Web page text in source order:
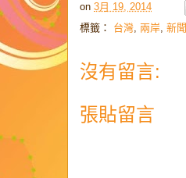
on 3月 19, 2014
標籤： 台灣, 兩岸, 新聞
沒有留言:
張貼留言